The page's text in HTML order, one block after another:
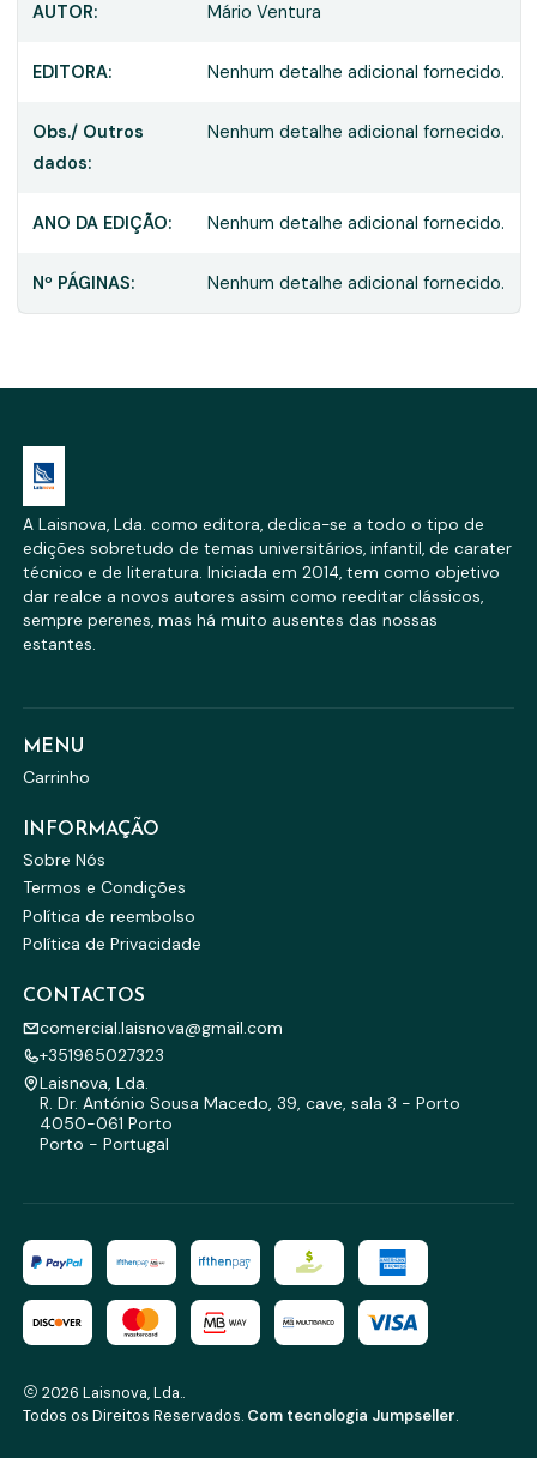
AUTOR: Mário Ventura
EDITORA: Nenhum detalhe adicional fornecido.
Obs./ Outros
dados:
Nenhum detalhe adicional fornecido.
ANO DA EDIÇÃO: Nenhum detalhe adicional fornecido.
Nº PÁGINAS: Nenhum detalhe adicional fornecido.
A Laisnova, Lda. como editora, dedica-se a todo o tipo de
edições sobretudo de temas universitários, infantil, de carater
técnico e de literatura. Iniciada em 2014, tem como objetivo
dar realce a novos autores assim como reeditar clássicos,
sempre perenes, mas há muito ausentes das nossas
estantes.
MENU
Carrinho
INFORMAÇÃO
Sobre Nós
Termos e Condições
Política de reembolso
Política de Privacidade
CONTACTOS
comercial.laisnova@gmail.com
+351965027323
Laisnova, Lda.
R. Dr. António Sousa Macedo, 39, cave, sala 3 - Porto
4050-061 Porto
Porto - Portugal
2026 Laisnova, Lda..
Todos os Direitos Reservados. Com tecnologia Jumpseller.